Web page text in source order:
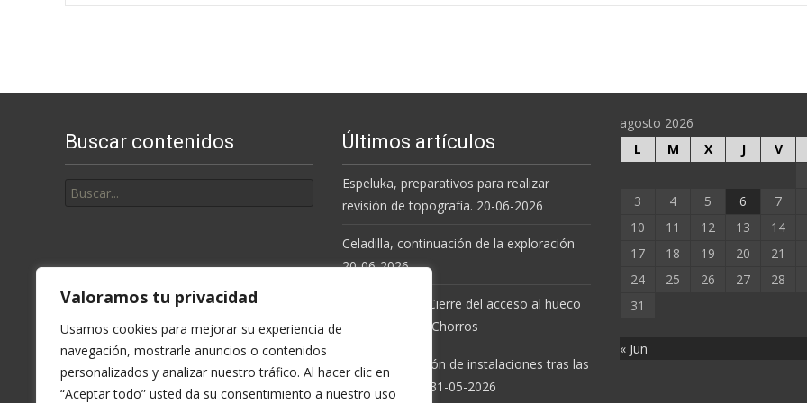
Valoramos tu privacidad
Usamos cookies para mejorar su experiencia de
navegación, mostrarle anuncios o contenidos
personalizados y analizar nuestro tráfico. Al hacer clic en
“Aceptar todo” usted da su consentimiento a nuestro uso
entradas
Buscar contenidos
por:
Últimos artículos
Espeluka, preparativos para realizar
revisión de topografía. 20-06-2026
Celadilla, continuación de la exploración
20-06-2026.
Resolución de Cierre del acceso al hueco
de la Cueva de Chorros
Espeluka, revisión de instalaciones tras las
últimas lluvias. 31-05-2026
agosto 2026
L
M X J V
3
4 5 6 7
10
11 12 13 14
17
18 19 20 21
24
25 26 27 28
31
« Jun